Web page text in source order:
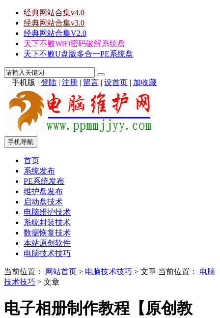
经典网站合集v4.0
经典网站合集v3.0
经典网站合集V2.0
天下不败WiFi密码破解系统盘
天下不败U盘版多合一PE系统盘
手机版 | 登陆 | 注册 | 留言 | 设首页 | 加收藏
手机导航
首页
系统发布
PE系统发布
维护盘发布
启动盘技术
电脑维护技术
系统封装技术
数据恢复技术
本站原创软件
电脑技术技巧
当前位置： 网站首页 > 电脑技术技巧 > 文章 当前位置： 电脑
技术技巧 > 文章
电子相册制作教程【原创教